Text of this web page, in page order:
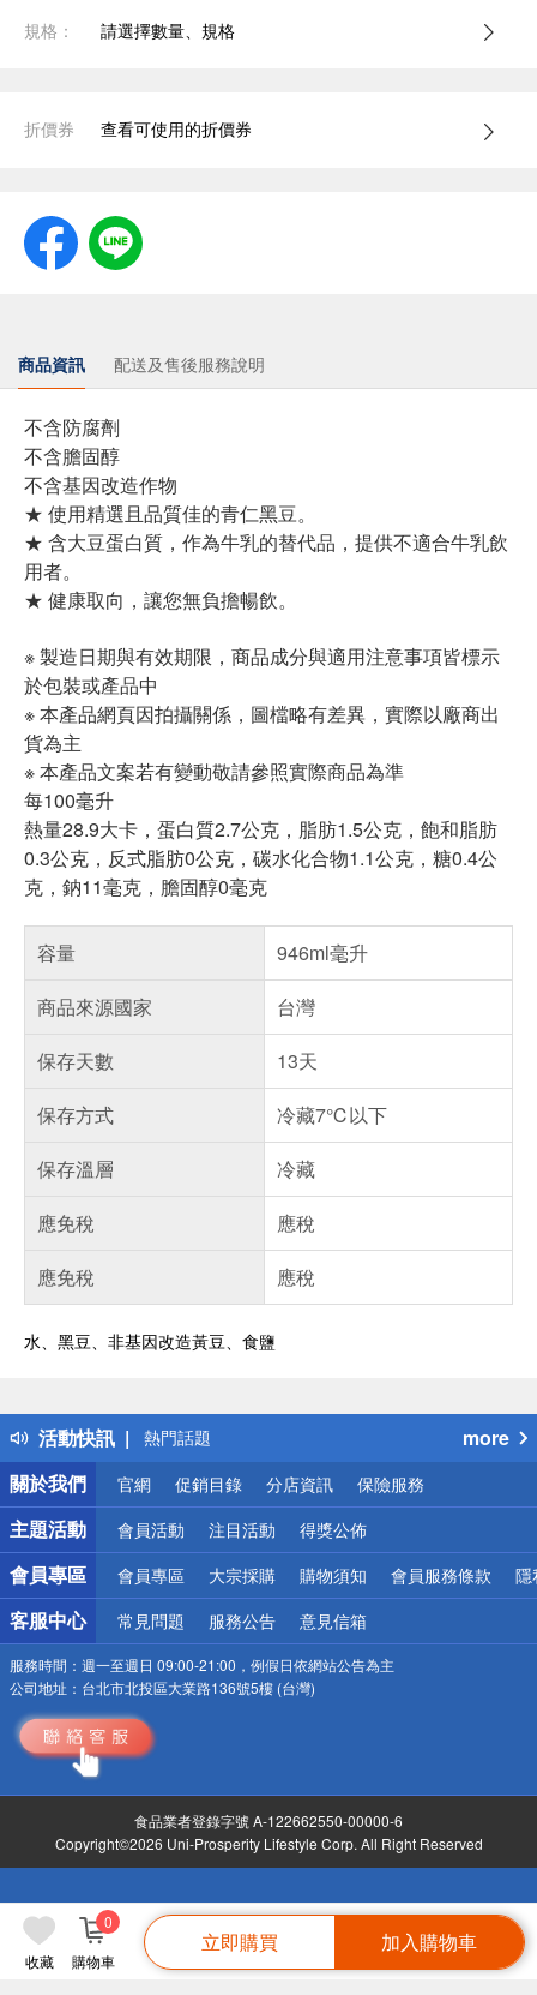
收藏 購物車
0
立即購買 加入購物車
規格： 請選擇數量、規格
折價券 查看可使用的折價券
商品資訊 配送及售後服務說明
不含防腐劑
不含膽固醇
不含基因改造作物
★ 使用精選且品質佳的青仁黑豆。
★ 含大豆蛋白質，作為牛乳的替代品，提供不適合牛乳飲
用者。
★ 健康取向，讓您無負擔暢飲。
※ 製造日期與有效期限，商品成分與適用注意事項皆標示
於包裝或產品中
※ 本產品網頁因拍攝關係，圖檔略有差異，實際以廠商出
貨為主
※ 本產品文案若有變動敬請參照實際商品為準
每100毫升
熱量28.9大卡，蛋白質2.7公克，脂肪1.5公克，飽和脂肪
0.3公克，反式脂肪0公克，碳水化合物1.1公克，糖0.4公
克，鈉11毫克，膽固醇0毫克
容量
946ml毫升
商品來源國家
台灣
保存天數
13天
保存方式
冷藏7℃以下
保存溫層
冷藏
應免稅
應稅
應免稅
應稅
水、黑豆、非基因改造黃豆、食鹽
活動快訊
得獎公告
熱門話題
銀行優惠
偏遠地區配送
詐騙網頁！請小心！
more
關於我們
官網 促銷目錄 分店資訊 保險服務
主題活動 會員活動 注目活動 得獎公佈
會員專區 會員專區 大宗採購 購物須知 會員服務條款 隱
客服中心 常見問題 服務公告 意見信箱
服務時間： 週一至週日 09:00-21:00，例假日依網站公告為主
公司地址： 台北市北投區大業路136號5樓 (台灣)
食品業者登錄字號 A-122662550-00000-6
Copyright©2026 Uni-Prosperity Lifestyle Corp. All Right Reserved